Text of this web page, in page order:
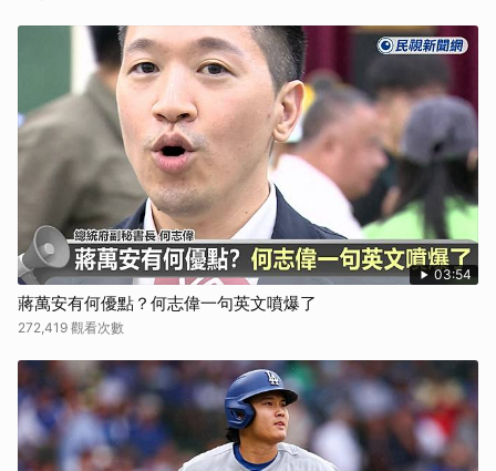
03:54
蔣萬安有何優點？何志偉一句英文噴爆了
272,419 觀看次數